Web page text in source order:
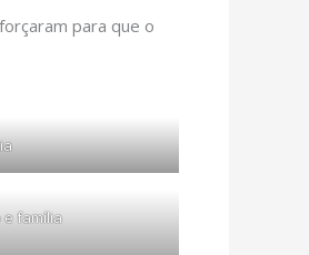
para que o
e família